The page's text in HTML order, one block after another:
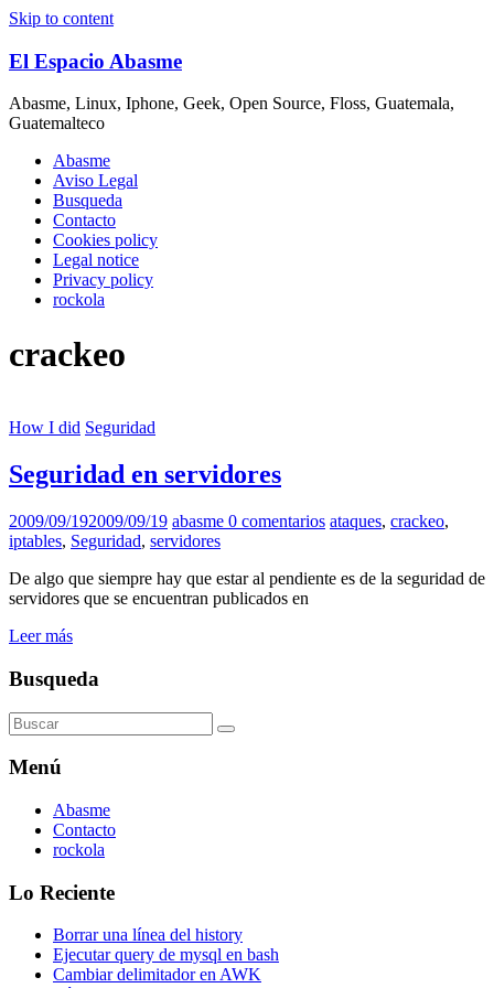
Skip to content
El Espacio Abasme
Abasme, Linux, Iphone, Geek, Open Source, Floss, Guatemala,
Guatemalteco
Abasme
Aviso Legal
Busqueda
Contacto
Cookies policy
Legal notice
Privacy policy
rockola
crackeo
How I did Seguridad
Seguridad en servidores
2009/09/192009/09/19 abasme 0 comentarios ataques, crackeo,
iptables, Seguridad, servidores
De algo que siempre hay que estar al pendiente es de la seguridad de
servidores que se encuentran publicados en
Leer más
Busqueda
Menú
Abasme
Contacto
rockola
Lo Reciente
Borrar una línea del history
Ejecutar query de mysql en bash
Cambiar delimitador en AWK